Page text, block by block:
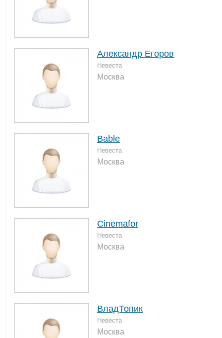
Александр Егоров
Невеста
Москва
Bable
Невеста
Москва
Cinemafor
Невеста
Москва
ВладТопик
Невеста
Москва